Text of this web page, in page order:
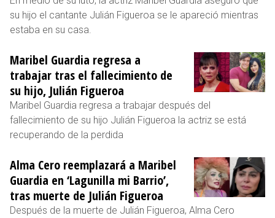
su hijo el cantante Julián Figueroa se le apareció mientras
estaba en su casa.
Maribel Guardia regresa a
trabajar tras el fallecimiento de
su hijo, Julián Figueroa
Maribel Guardia regresa a trabajar después del
fallecimiento de su hijo Julián Figueroa la actriz se está
recuperando de la perdida
Alma Cero reemplazará a Maribel
Guardia en ‘Lagunilla mi Barrio’,
tras muerte de Julián Figueroa
Después de la muerte de Julián Figueroa, Alma Cero